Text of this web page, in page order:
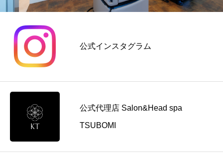
公式インスタグラム
公式代理店 Salon&Head spa
TSUBOMI